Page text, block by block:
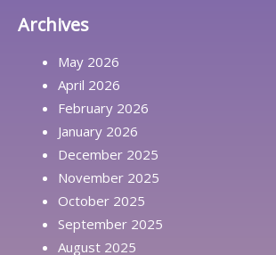
Archives
May 2026
April 2026
February 2026
January 2026
December 2025
November 2025
October 2025
September 2025
August 2025